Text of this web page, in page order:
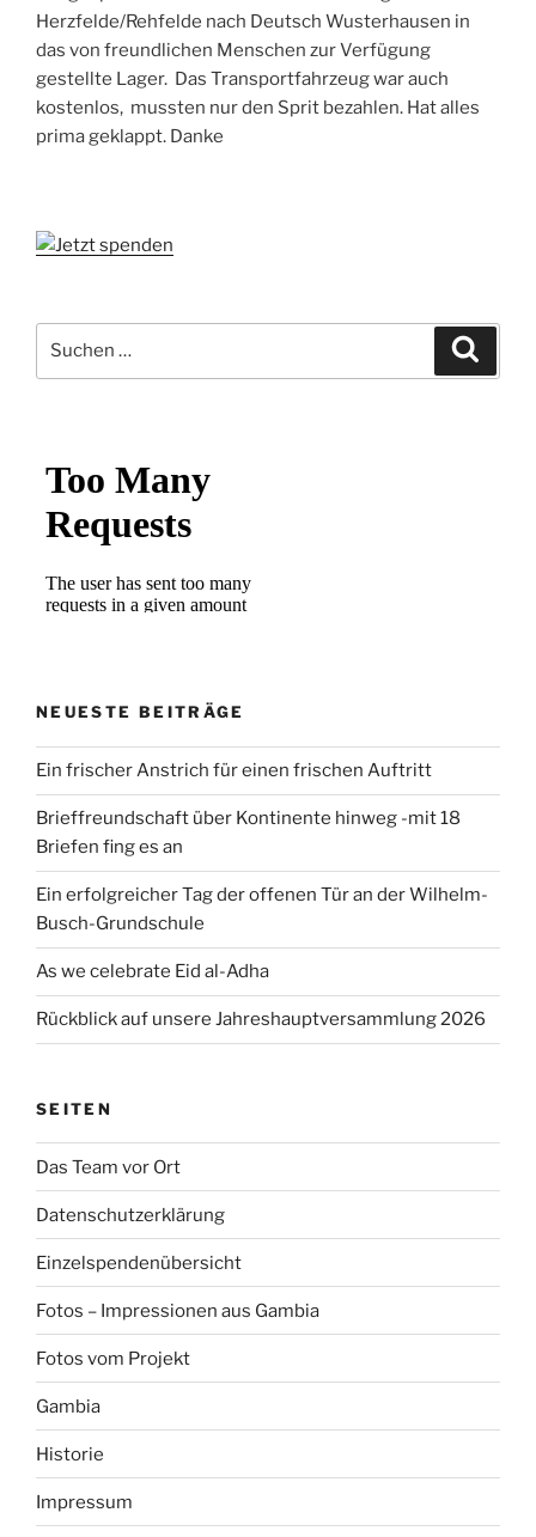
Herzfelde/Rehfelde nach Deutsch Wusterhausen in
das von freundlichen Menschen zur Verfügung
gestellte Lager. Das Transportfahrzeug war auch
kostenlos, mussten nur den Sprit bezahlen. Hat alles
prima geklappt. Danke
nach:
NEUESTE BEITRÄGE
Ein frischer Anstrich für einen frischen Auftritt
Brieffreundschaft über Kontinente hinweg -mit 18
Briefen fing es an
Ein erfolgreicher Tag der offenen Tür an der Wilhelm-
Busch-Grundschule
As we celebrate Eid al-Adha
Rückblick auf unsere Jahreshauptversammlung 2026
SEITEN
Das Team vor Ort
Datenschutzerklärung
Einzelspendenübersicht
Fotos – Impressionen aus Gambia
Fotos vom Projekt
Gambia
Historie
Impressum